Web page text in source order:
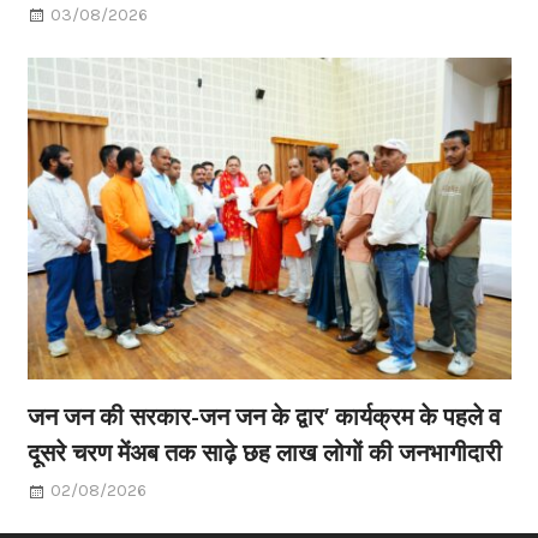
03/08/2026
जन जन की सरकार-जन जन के द्वार’ कार्यक्रम के पहले व
दूसरे चरण मेंअब तक साढ़े छह लाख लोगों की जनभागीदारी
02/08/2026